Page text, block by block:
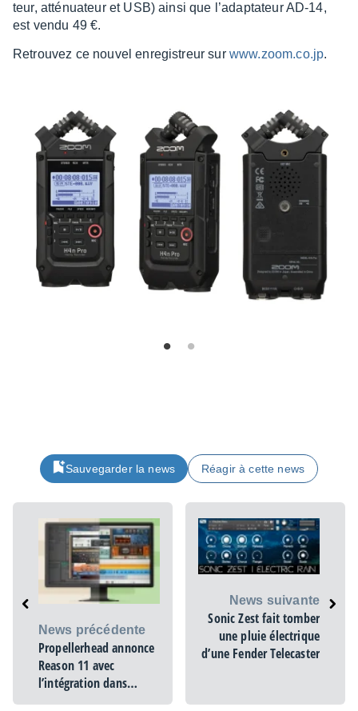
teur, atté­nua­teur et USB) ainsi que l’adap­ta­teur AD-14,
est vendu 49 €.
Retrou­vez ce nouvel enre­gis­treur sur www.zoom.co.jp.
Sauvegarder la news Réagir à cette news
News précédente
Propellerhead annonce
Reason 11 avec
l’intégration dans
d’autres STAN
News suivante
Sonic Zest fait tomber
une pluie électrique
d’une Fender Telecaster